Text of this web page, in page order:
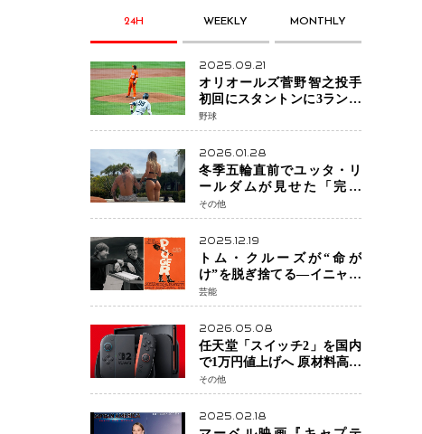
24H WEEKLY MONTHLY
2025.09.21
オリオールズ菅野智之投手
初回にスタントンに3ラン被
弾 3回6安打4失点で降板
野球
2026.01.28
冬季五輪直前でユッタ・リ
ールダムが見せた「完成
形」転倒と涙を越えて─ミラ
ノで金を狙うオランダ女王
の現在地
その他
2025.12.19
トム・クルーズが“命が
け”を脱ぎ捨てる―イニャリ
トゥ監督と挑む前代未聞の
大惨事コメディ「DIGGER
ディガー」始動
芸能
2026.05.08
任天堂「スイッチ2」を国内
で1万円値上げへ 原材料高騰
で価格改定「スイッチオン
ライン」も引き上げ
その他
2025.02.18